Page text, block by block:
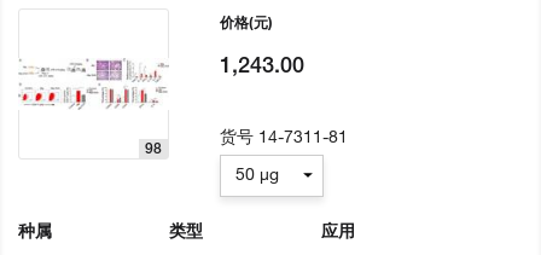
98
种属
类型
应用
价格(元)
1,243.00
货号 14-7311-81
50 µg